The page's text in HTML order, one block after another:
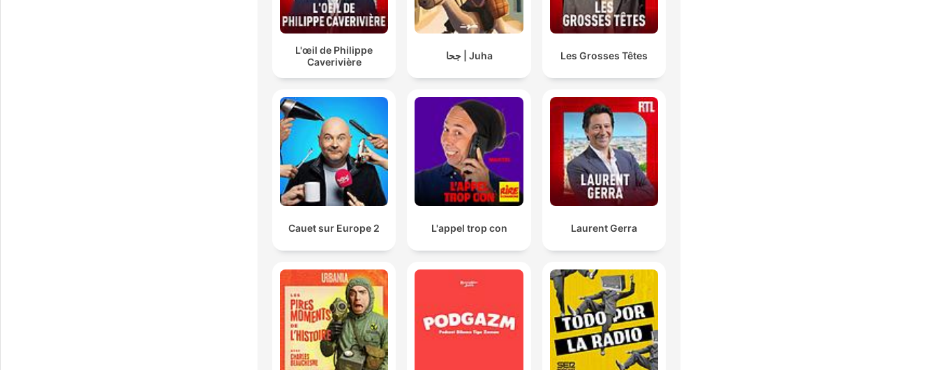
Les Grosses Têtes Juha | جحا
L'œil de Philippe
Caverivière
Laurent Gerra
L'appel trop con
Cauet sur Europe 2